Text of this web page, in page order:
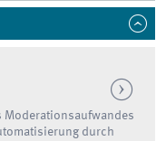
Moderationsaufwandes
durch